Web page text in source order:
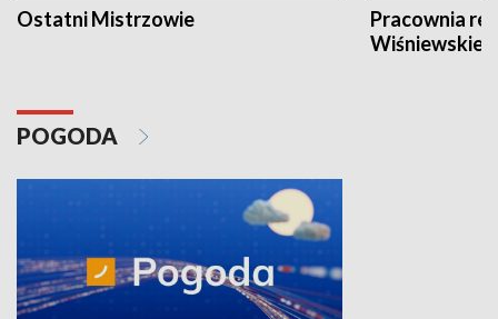
Ostatni Mistrzowie
Pracownia
POGODA